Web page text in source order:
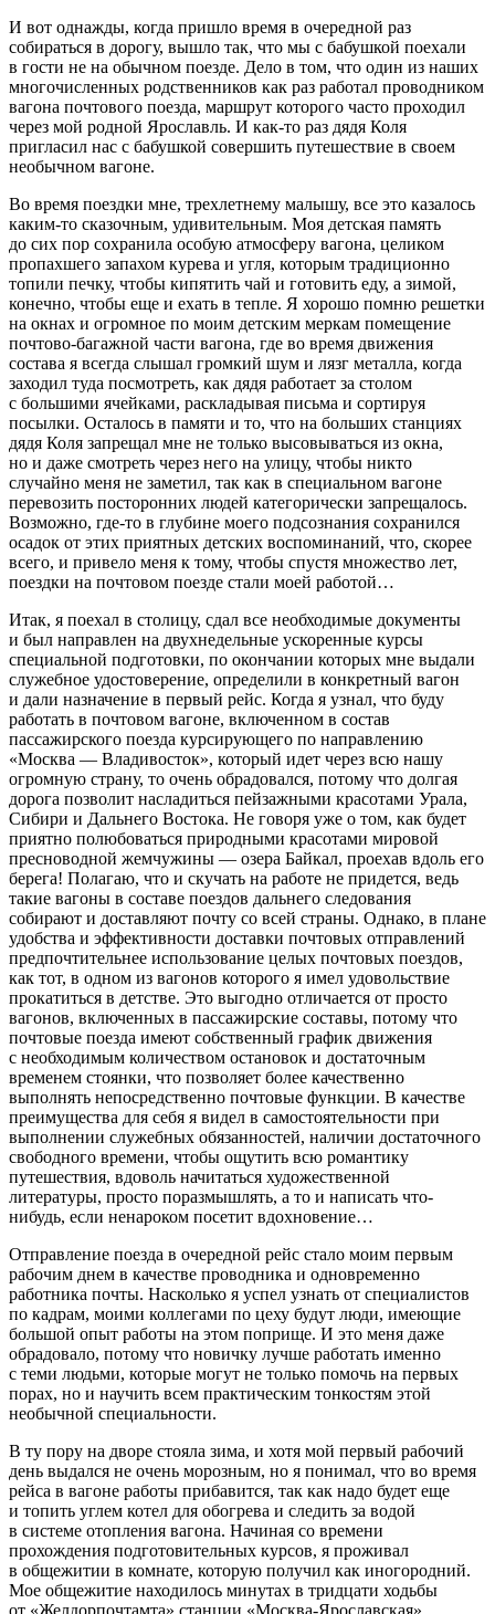
И вот однажды, когда пришло время в очередной раз
собираться в дорогу, вышло так, что мы с бабушкой поехали
в гости не на обычном поезде. Дело в том, что один из наших
многочисленных родственников как раз работал проводником
вагона почтового поезда, маршрут которого часто проходил
через мой родной Ярославль. И как-то раз дядя Коля
пригласил нас с бабушкой совершить путешествие в своем
необычном вагоне.
Во время поездки мне, трехлетнему малышу, все это казалось
каким-то сказочным, удивительным. Моя детская память
до сих пор сохранила особую атмосферу вагона, целиком
пропахшего запахом курева и угля, которым традиционно
топили печку, чтобы кипятить чай и готовить еду, а зимой,
конечно, чтобы еще и ехать в тепле. Я хорошо помню решетки
на окнах и огромное по моим детским меркам помещение
почтово-багажной части вагона, где во время движения
состава я всегда слышал громкий шум и лязг металла, когда
заходил туда посмотреть, как дядя работает за столом
с большими ячейками, раскладывая письма и сортируя
посылки. Осталось в памяти и то, что на больших станциях
дядя Коля запрещал мне не только высовываться из окна,
но и даже смотреть через него на улицу, чтобы никто
случайно меня не заметил, так как в специальном вагоне
перевозить посторонних людей категорически запрещалось.
Возможно, где-то в глубине моего подсознания сохранился
осадок от этих приятных детских воспоминаний, что, скорее
всего, и привело меня к тому, чтобы спустя множество лет,
поездки на почтовом поезде стали моей работой…
Итак, я поехал в столицу, сдал все необходимые документы
и был направлен на двухнедельные ускоренные курсы
специальной подготовки, по окончании которых мне выдали
служебное удостоверение, определили в конкретный вагон
и дали назначение в первый рейс. Когда я узнал, что буду
работать в почтовом вагоне, включенном в состав
пассажирского поезда курсирующего по направлению
«Москва — Владивосток», который идет через всю нашу
огромную страну, то очень обрадовался, потому что долгая
дорога позволит насладиться пейзажными красотами Урала,
Сибири и Дальнего Востока. Не говоря уже о том, как будет
приятно полюбоваться природными красотами мировой
пресноводной жемчужины — озера Байкал, проехав вдоль его
берега! Полагаю, что и скучать на работе не придется, ведь
такие вагоны в составе поездов дальнего следования
собирают и доставляют почту со всей страны. Однако, в плане
удобства и эффективности доставки почтовых отправлений
предпочтительнее использование целых почтовых поездов,
как тот, в одном из вагонов которого я имел удовольствие
прокатиться в детстве. Это выгодно отличается от просто
вагонов, включенных в пассажирские составы, потому что
почтовые поезда имеют собственный график движения
с необходимым количеством остановок и достаточным
временем стоянки, что позволяет более качественно
выполнять непосредственно почтовые функции. В качестве
преимущества для себя я видел в самостоятельности при
выполнении служебных обязанностей, наличии достаточного
свободного времени, чтобы ощутить всю романтику
путешествия, вдоволь начитаться художественной
литературы, просто поразмышлять, а то и написать что-
нибудь, если ненароком посетит вдохновение…
Отправление поезда в очередной рейс стало моим первым
рабочим днем в качестве проводника и одновременно
работника почты. Насколько я успел узнать от специалистов
по кадрам, моими коллегами по цеху будут люди, имеющие
большой опыт работы на этом поприще. И это меня даже
обрадовало, потому что новичку лучше работать именно
с теми людьми, которые могут не только помочь на первых
порах, но и научить всем практическим тонкостям этой
необычной специальности.
В ту пору на дворе стояла зима, и хотя мой первый рабочий
день выдался не очень морозным, но я понимал, что во время
рейса в вагоне работы прибавится, так как надо будет еще
и топить углем котел для обогрева и следить за водой
в системе отопления вагона. Начиная со времени
прохождения подготовительных курсов, я проживал
в общежитии в комнате, которую получил как иногородний.
Мое общежитие находилось минутах в тридцати ходьбы
от «Желдорпочтамта» станции «Москва-Ярославская»,